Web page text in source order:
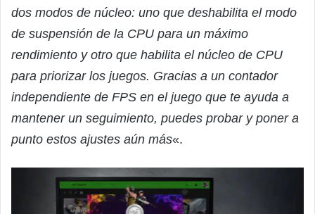
dos modos de núcleo: uno que deshabilita el modo
de suspensión de la CPU para un máximo
rendimiento y otro que habilita el núcleo de CPU
para priorizar los juegos. Gracias a un contador
independiente de FPS en el juego que te ayuda a
mantener un seguimiento, puedes probar y poner a
punto estos ajustes aún más«.